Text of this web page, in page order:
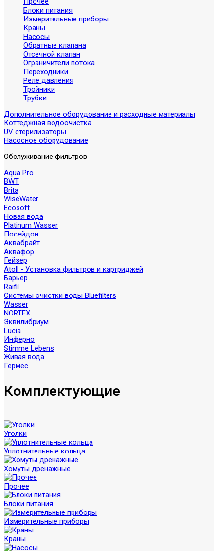
Блоки питания
Измерительные приборы
Краны
Насосы
Обратные клапана
Отсечной клапан
Ограничители потока
Переходники
Реле давления
Тройники
Трубки
Дополнительное оборудование и расходные материалы
Коттеджная водоочистка
UV стерилизаторы
Насосное оборудование
Обслуживание фильтров
Aqua Pro
BWT
Brita
WiseWater
Ecosoft
Новая вода
Platinum Wasser
Посейдон
Аквабрайт
Аквафор
Гейзер
Atoll - Установка фильтров и картриджей
Барьер
Raifil
Системы очистки воды Bluefilters
Wasser
NORTEX
Эквилибриум
Lucia
Инферно
Stimme Lebens
Живая вода
Гермес
Комплектующие
Уголки
Уплотнительные кольца
Хомуты дренажные
Прочее
Блоки питания
Измерительные приборы
Краны